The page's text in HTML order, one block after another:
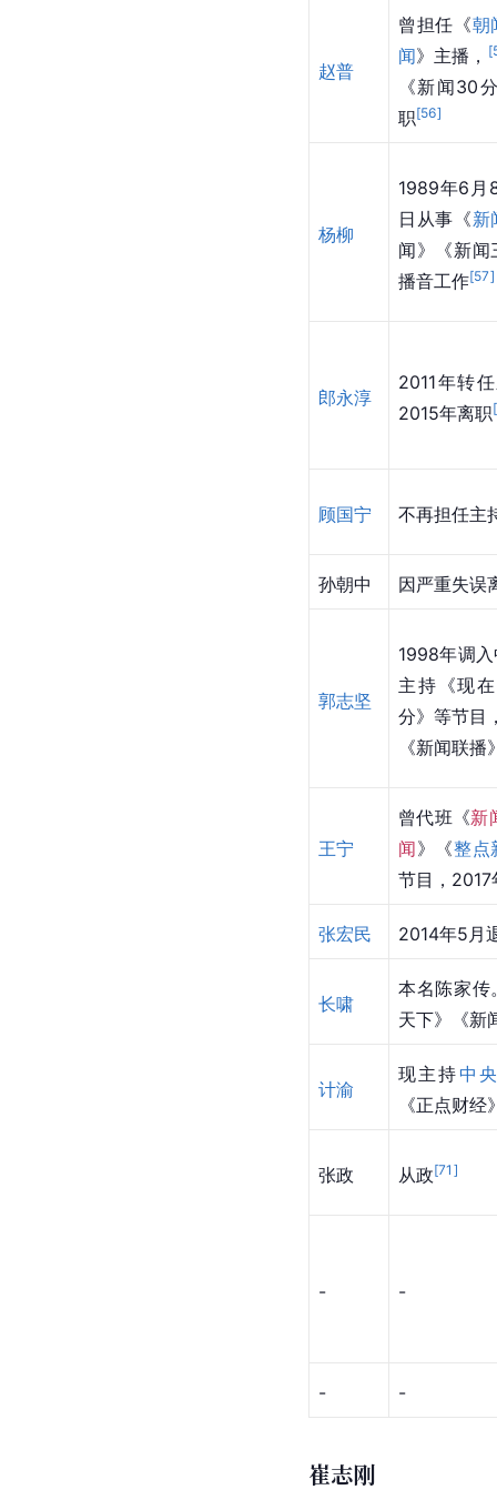
赵普
曾担任《朝
闻》主播， [
《新闻30
职[56]
杨柳
1989年6月
日从事《新
闻》《新闻
播音工作[57]
郎永淳
2011年转
2015年离职[
顾国宁 不再担任主
孙朝中 因严重失误
郭志坚
1998年调
主持《现
分》等节目
《新闻联播
王宁
曾代班《新
闻》《整点
节目，2017
张宏民 2014年5月
长啸
本名陈家传
天下》《新
计渝
现主持中
《正点财经
张政 从政[71 ]
- -
- -
崔志刚